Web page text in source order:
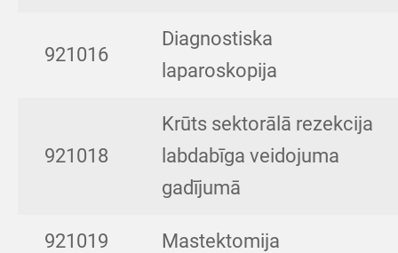
921016
Diagnostiska
laparoskopija
921018
Krūts sektorālā rezekcija
labdabīga veidojuma
gadījumā
921019 Mastektomija